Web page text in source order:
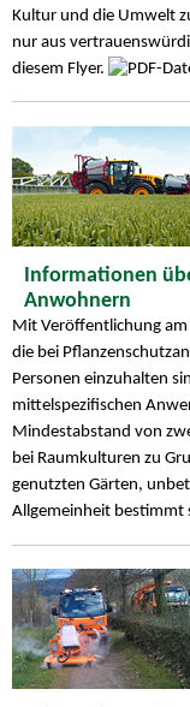
Kultur und die Umwelt
nur aus
diesem Flyer.
Informationen
Anwohnern
Mit Veröffentlichung
die bei
Personen einzuhalten
mittelspezifischen
Mindestabstand von
bei Raumkulturen zu
genutzten Gärten,
Allgemeinheit bestimmt